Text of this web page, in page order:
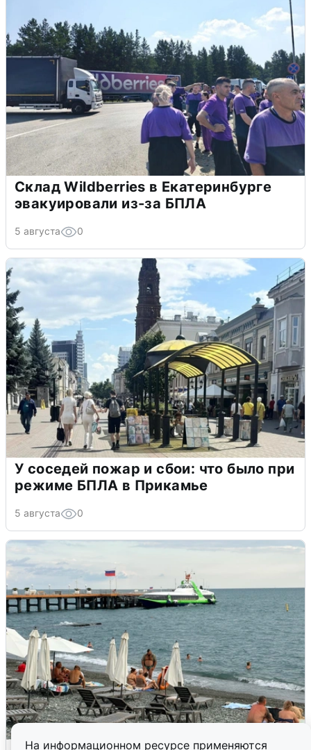
На информационном ресурсе применяются
Склад Wildberries в Екатеринбурге
эвакуировали из-за БПЛА
5 августа 0
У соседей пожар и сбои: что было при
режиме БПЛА в Прикамье
5 августа 0